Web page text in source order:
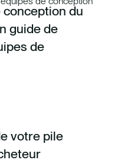
du
guide de
de
votre pile